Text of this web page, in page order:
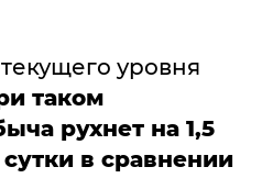
уровня
таком
рухнет на 1,5
в сравнении